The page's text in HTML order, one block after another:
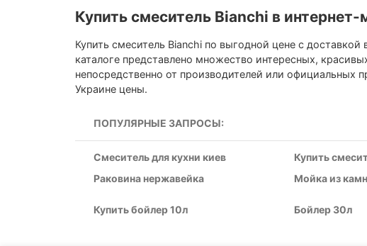
Купить смеситель Bianchi в интернет-
Купить смеситель Bianchi по выгодной цене с
каталоге представлено множество интересных,
непосредственно от производителей или официальных
Украине цены.
ПОПУЛЯРНЫЕ ЗАПРОСЫ:
Смеситель для кухни киев Купить
Раковина нержавейка
Мойка из
Купить бойлер 10л
Бойлер 30л